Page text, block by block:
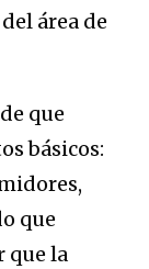
área de
que
básicos:
que
que la